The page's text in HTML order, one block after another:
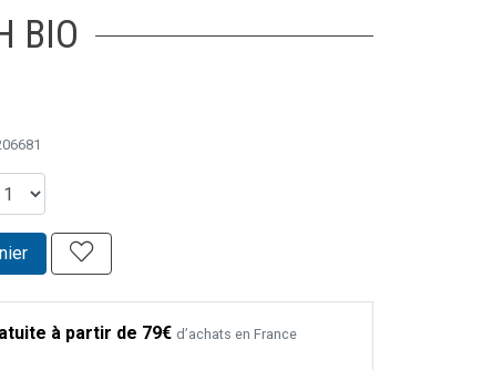
BIO
à partir de 79€ d’achats en France